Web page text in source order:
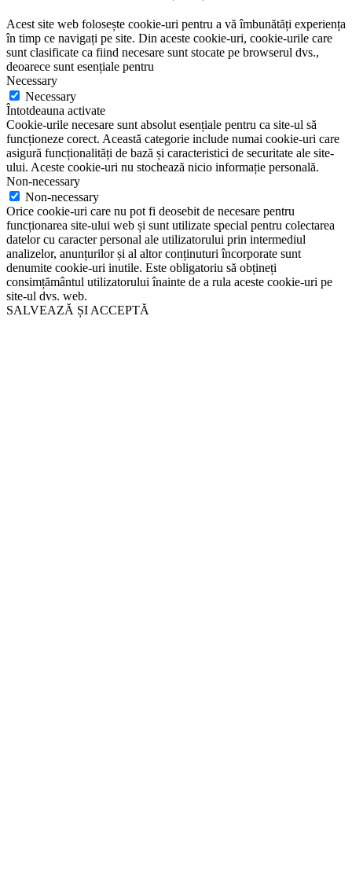
Acest site web folosește cookie-uri pentru a vă îmbunătăți experiența
în timp ce navigați pe site. Din aceste cookie-uri, cookie-urile care
sunt clasificate ca fiind necesare sunt stocate pe browserul dvs.,
deoarece sunt esențiale pentru
Necessary
Necessary
Întotdeauna activate
Cookie-urile necesare sunt absolut esențiale pentru ca site-ul să
funcționeze corect. Această categorie include numai cookie-uri care
asigură funcționalități de bază și caracteristici de securitate ale site-
ului. Aceste cookie-uri nu stochează nicio informație personală.
Non-necessary
Non-necessary
Orice cookie-uri care nu pot fi deosebit de necesare pentru
funcționarea site-ului web și sunt utilizate special pentru colectarea
datelor cu caracter personal ale utilizatorului prin intermediul
analizelor, anunțurilor și al altor conținuturi încorporate sunt
denumite cookie-uri inutile. Este obligatoriu să obțineți
consimțământul utilizatorului înainte de a rula aceste cookie-uri pe
site-ul dvs. web.
SALVEAZĂ ȘI ACCEPTĂ